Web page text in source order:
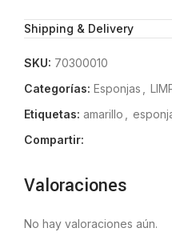
Shipping & Delivery
SKU: 70300010
Categorías: Esponjas
Etiquetas: amarillo
Compartir:
Valoraciones
No hay valoraciones aún.